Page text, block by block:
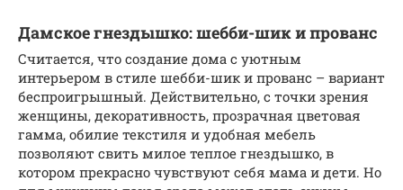
Дамское гнездышко: шебби-шик и прованс
Считается, что создание дома с уютным
интерьером в стиле шебби-шик и прованс – вариант
беспроигрышный. Действительно, с точки зрения
женщины, декоративность, прозрачная цветовая
гамма, обилие текстиля и удобная мебель
позволяют свить милое теплое гнездышко, в
котором прекрасно чувствуют себя мама и дети. Но